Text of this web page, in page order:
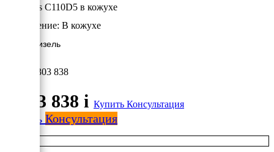
Cummins C110D5 в кожухе
Исполнение: В кожухе
80 кВт/Дизель
2 303 838
2 303 838 i Купить Консультация
Купить Консультация